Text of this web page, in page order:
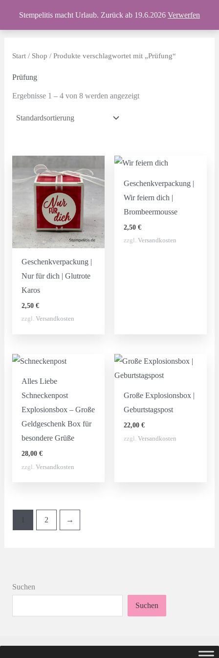
Stempelitis macht Urlaub. Zurück ab 19.6.2026 Verwerfen
Produkte
Start/ Shop / Produkte verschlagwortet mit „Prüfung“
Prüfung
Ergebnisse 1 – 4 von 8 werden angezeigt
Geschenkverpackung |
Nur für dich | Glutrote
Karos
2,50 €
zzgl. Versandkosten
Geschenkverpackung |
Wir feiern dich |
Brombeermousse
2,50€
zzgl.Versandkosten
Alles Liebe
Schneckenpost
Explosionsbox – Große
Geldgeschenk Box für
besondere Grüße
28,00 €
zzgl. Versandkosten
Große Explosionsbox |
Geburtstagspost
22,00€
zzgl.Versandkosten
1 2 →
Suchen
Suchen